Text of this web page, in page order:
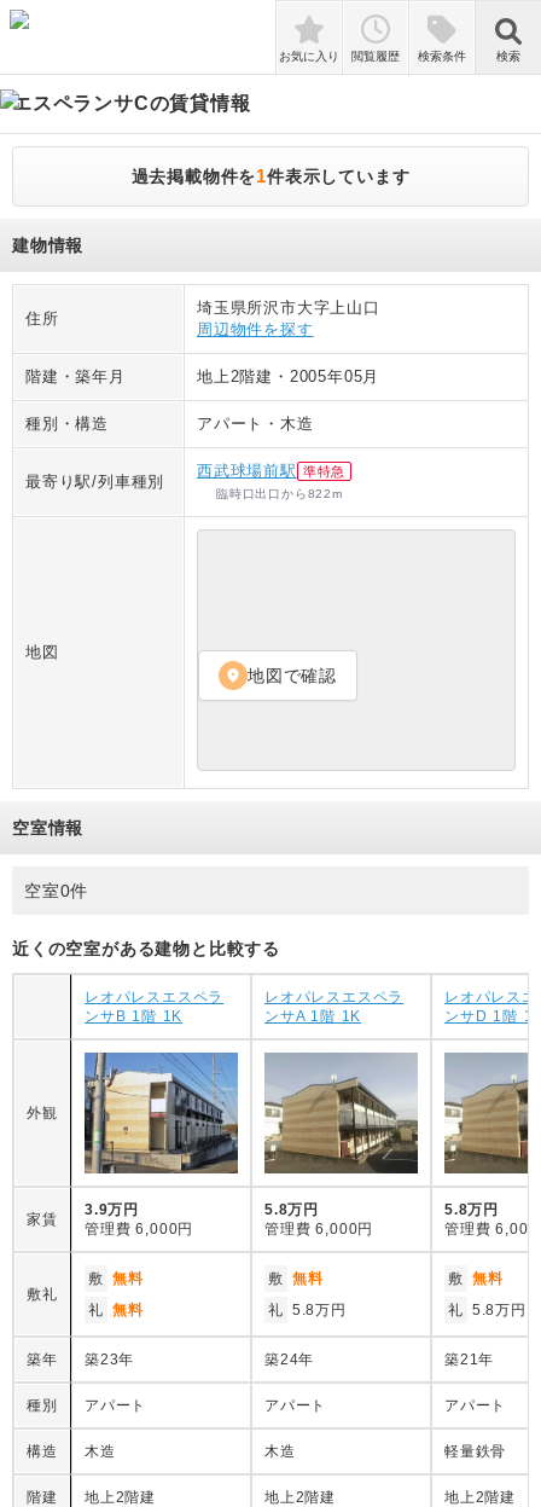
検索
お気に入り 閲覧履歴 検索条件 検索
エスペランサCの賃貸情報
過去掲載物件を1件表示しています
建物情報
住所
埼玉県所沢市大字上山口
周辺物件を探す
階建・築年月 地上2階建 ・ 2005年05月
種別・構造 アパート ・木造
最寄り駅/列車種別
西武球場前駅 準特急
臨時口出口から822m
地図
location_on 地図で確認
空室情報
空室0件
近くの空室がある建物と比較する
レオパレスエスペラ
ンサB 1階 1K
レオパレスエスペラ
ンサA 1階 1K
レオパレスエ
ンサD 1階
外観
家賃
3.9万円
管理費 6,000円
5.8万円
管理費 6,000円
5.8万円
管理費 6,000
敷礼
敷 無料
礼 無料
敷 無料
礼 5.8万円
敷 無料
礼 5.8万円
築年 築23年 築24年 築21年
種別 アパート アパート アパート
構造 木造 木造 軽量鉄骨
階建 地上2階建 地上2階建 地上2階建